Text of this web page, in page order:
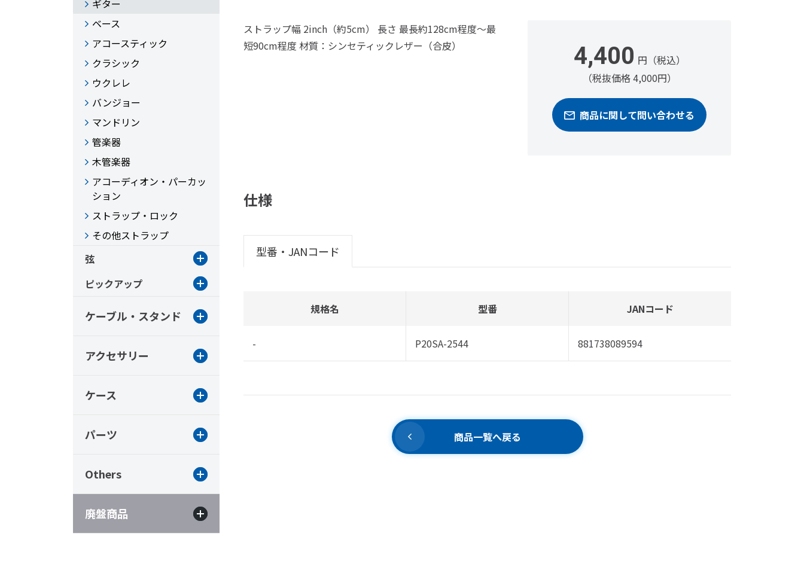
ストラップ幅 2inch（約5cm） 長さ 最長約128cm程度～最
短90cm程度 材質：シンセティックレザー（合皮）
4,400 円（税込）
（税抜価格 4,000円）
商品に関して問い合わせる
仕様
型番・JANコード
規格名 型番 JANコード
- P20SA-2544 881738089594
商品一覧へ戻る
ギター
ベース
アコースティック
クラシック
ウクレレ
バンジョー
マンドリン
管楽器
木管楽器
アコーディオン・パーカッ
ション
ストラップ・ロック
その他ストラップ
弦
ピックアップ
ケーブル・スタンド
アクセサリー
ケース
パーツ
Others
廃盤商品